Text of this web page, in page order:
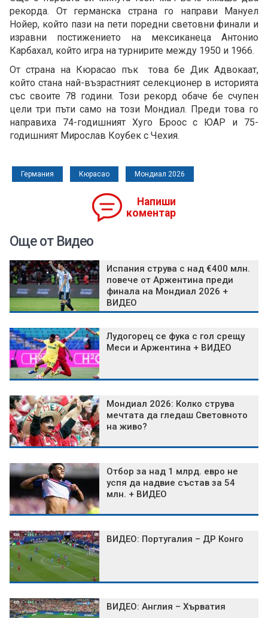
рекорда. От германска страна го направи Мануел
Нойер, който пази на пети поредни световни финали и
изравни постижението на мексиканеца Антонио
Карбахал, който игра на турнирите между 1950 и 1966.
От страна на Кюрасао пък това бе Дик Адвокаат,
който стана най-възрастният селекционер в историята
със своите 78 години. Този рекорд обаче бе счупен
цели три пъти само на този Мондиал. Преди това го
направиха 74-годишният Хуго Броос с ЮАР и 75-
годишният Мирослав Коубек с Чехия.
Германия Кюрасао Мондиал 2026
Напиши
коментар
Още от Видео
Испания струва с над €400 млн.
повече от Аржентина преди
финала на Мондиал 2026 +
ВИДЕО
Лудогорец се фука с гол срещу
Меси и Аржентина + ВИДЕО
Мондиал 2026: Колко струва
мечтата да гледаш Световното
на живо?
Отбор за над 1 млрд. евро не
успя да надвие състав за 54
млн. + ВИДЕО
ВИДЕО: Португалия – ДР Конго
ВИДЕО: Англия – Хърватия